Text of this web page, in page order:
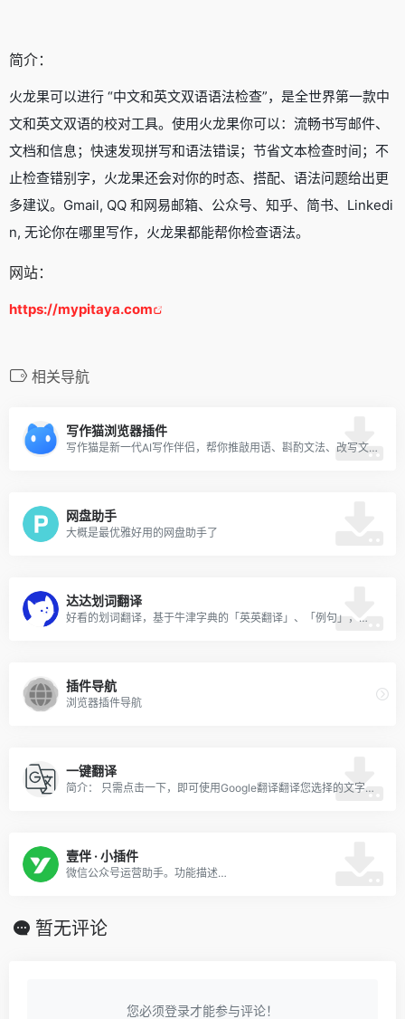
简介：
火龙果可以进行 “中文和英文双语语法检查”，是全世界第一款中
文和英文双语的校对工具。使用火龙果你可以：流畅书写邮件、
文档和信息；快速发现拼写和语法错误；节省文本检查时间；不
止检查错别字，火龙果还会对你的时态、搭配、语法问题给出更
多建议。Gmail, QQ 和网易邮箱、公众号、知乎、简书、Linkedi
n, 无论你在哪里写作，火龙果都能帮你检查语法。
网站：
https://mypitaya.com
相关导航
写作猫浏览器插件
写作猫是新一代AI写作伴侣，帮你推敲用语、斟酌文法、改写文风，还能实时同步翻译。 在任何网站进入编辑框后，会自动进行校对，并用下划线标出错误。
网盘助手
大概是最优雅好用的网盘助手了
达达划词翻译
好看的划词翻译，基于牛津字典的「英英翻译」、「例句」，自带「生词簿」, 并可同步至扇贝、有道，基于记忆曲线的「吐司弹词」，外链「词根词缀」
插件导航
浏览器插件导航
一键翻译
简介： 只需点击一下，即可使用Google翻译翻译您选择的文字。以最简单的方式翻译。
壹伴 · 小插件
微信公众号运营助手。功能描述…
暂无评论
您必须登录才能参与评论！